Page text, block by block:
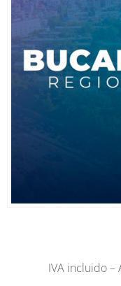
IVA incluido –